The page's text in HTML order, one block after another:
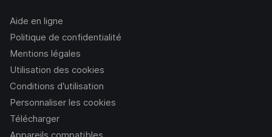
Aide en ligne
Politique de confidentialité
Mentions légales
Utilisation des cookies
Conditions d’utilisation
Personnaliser les cookies
Télécharger